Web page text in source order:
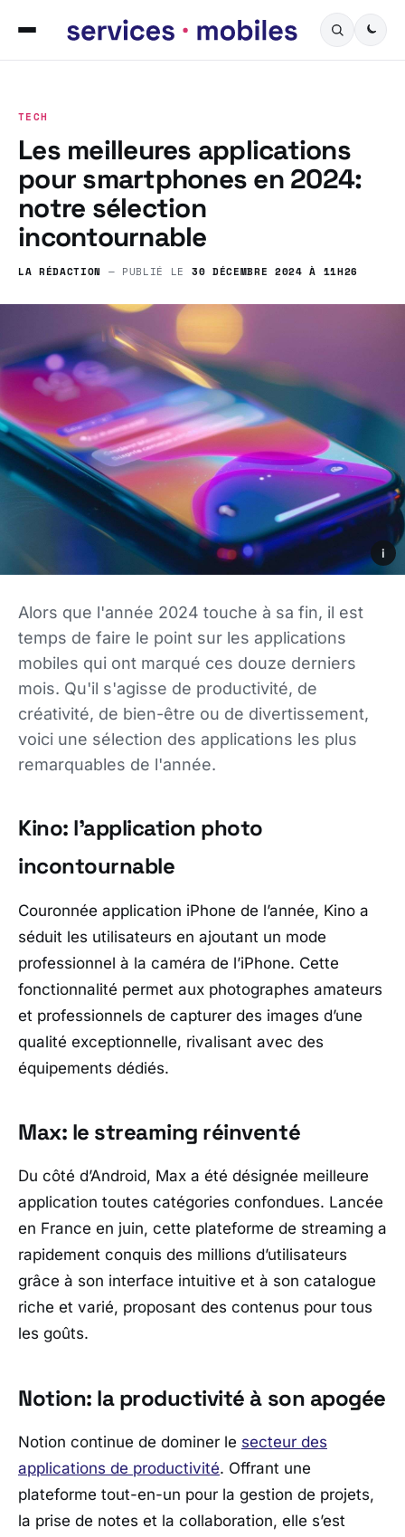
TECH
Les meilleures applications
pour smartphones en 2024:
notre sélection
incontournable
LA RÉDACTION — PUBLIÉ LE 30 DÉCEMBRE 2024 À 11H26
i
Alors que l'année 2024 touche à sa fin, il est
temps de faire le point sur les applications
mobiles qui ont marqué ces douze derniers
mois. Qu'il s'agisse de productivité, de
créativité, de bien-être ou de divertissement,
voici une sélection des applications les plus
remarquables de l'année.
Kino: l’application photo
incontournable
Couronnée application iPhone de l’année, Kino a
séduit les utilisateurs en ajoutant un mode
professionnel à la caméra de l’iPhone. Cette
fonctionnalité permet aux photographes amateurs
et professionnels de capturer des images d’une
qualité exceptionnelle, rivalisant avec des
équipements dédiés.
Max: le streaming réinventé
Du côté d’Android, Max a été désignée meilleure
application toutes catégories confondues. Lancée
en France en juin, cette plateforme de streaming a
rapidement conquis des millions d’utilisateurs
grâce à son interface intuitive et à son catalogue
riche et varié, proposant des contenus pour tous
les goûts.
Notion: la productivité à son apogée
Notion continue de dominer le secteur des
applications de productivité. Offrant une
plateforme tout-en-un pour la gestion de projets,
la prise de notes et la collaboration, elle s’est